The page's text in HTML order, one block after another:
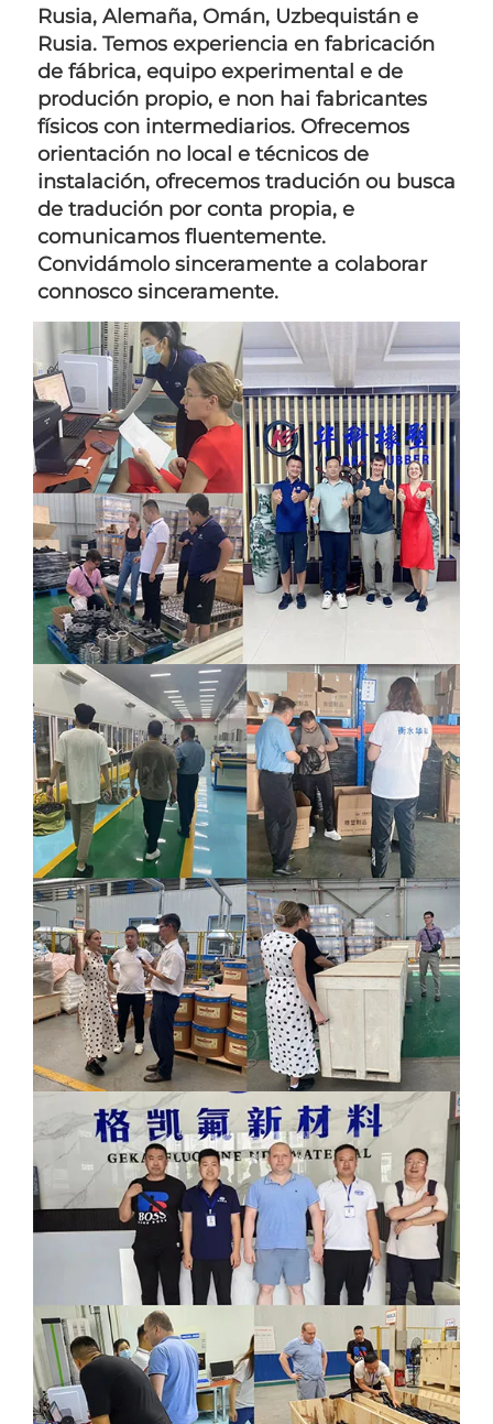
Rusia, Alemaña, Omán, Uzbequistán e
Rusia. Temos experiencia en fabricación
de fábrica, equipo experimental e de
produción propio, e non hai fabricantes
físicos con intermediarios. Ofrecemos
orientación no local e técnicos de
instalación, ofrecemos tradución ou busca
de tradución por conta propia, e
comunicamos fluentemente.
Convidámolo sinceramente a colaborar
connosco sinceramente.